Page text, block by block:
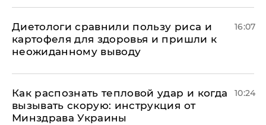
Диетологи сравнили пользу риса и
картофеля для здоровья и пришли к
неожиданному выводу
16:07
Как распознать тепловой удар и когда
вызывать скорую: инструкция от
Минздрава Украины
10:24